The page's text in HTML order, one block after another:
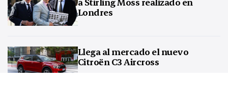
Londres
Llega al mercado el nuevo
Citroën C3 Aircross